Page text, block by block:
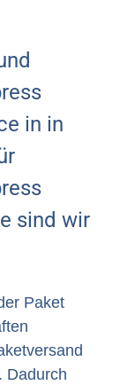
in in
sind wir
Paket
Dadurch